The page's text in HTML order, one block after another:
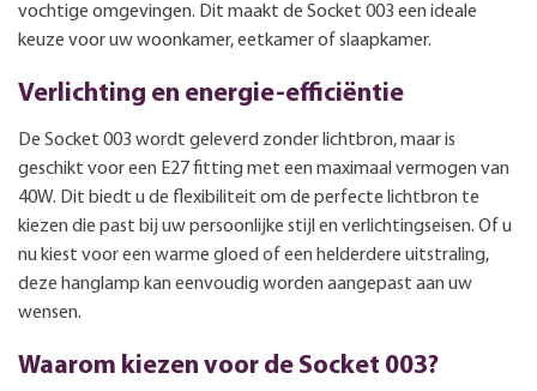
vochtige omgevingen. Dit maakt de Socket 003 een ideale
keuze voor uw woonkamer, eetkamer of slaapkamer.
Verlichting en energie-efficiëntie
De Socket 003 wordt geleverd zonder lichtbron, maar is
geschikt voor een E27 fitting met een maximaal vermogen van
40W. Dit biedt u de flexibiliteit om de perfecte lichtbron te
kiezen die past bij uw persoonlijke stijl en verlichtingseisen. Of u
nu kiest voor een warme gloed of een helderdere uitstraling,
deze hanglamp kan eenvoudig worden aangepast aan uw
wensen.
Waarom kiezen voor de Socket 003?